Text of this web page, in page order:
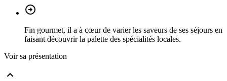
Fin gourmet, il a à cœur de varier les saveurs de ses séjours en
faisant découvrir la palette des spécialités locales.
Voir sa présentation